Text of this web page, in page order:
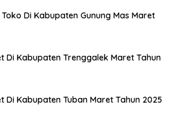
Di Kabupaten Gunung Mas Maret
Di Kabupaten Trenggalek Maret Tahun
Di Kabupaten Tuban Maret Tahun 2025